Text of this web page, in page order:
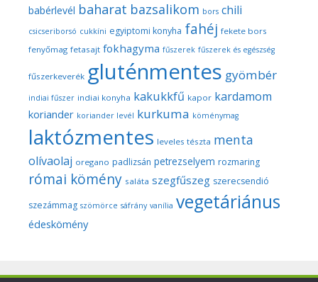
babérlevél baharat bazsalikom bors chili
csicseriborsó cukkíni egyiptomi konyha fahéj fekete bors
fenyőmag fetasajt fokhagyma fűszerek fűszerek és egészség
fűszerkeverék gluténmentes gyömbér
indiai fűszer indiai konyha kakukkfű kapor kardamom
koriander koriander levél kurkuma köménymag
laktózmentes leveles tészta menta
olívaolaj oregano padlizsán petrezselyem rozmaring
római kömény saláta szegfűszeg szerecsendió
szezámmag szömörce sáfrány vanília vegetáriánus
édeskömény